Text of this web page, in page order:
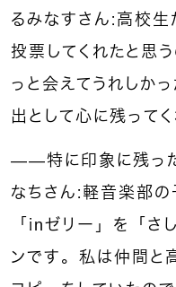
るみなすさん：高校
投票してくれたと思
っと会えてうれしか
出として心に残って
——特に印象に残った
なちさん：軽音楽部
「ｉnゼリー」を「
ンです。私は仲間と